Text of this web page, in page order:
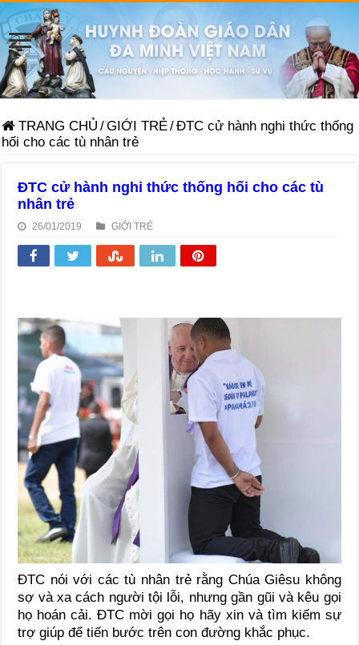
TRANG CHỦ /GIỚI TRẺ/ĐTC cử hành nghi thức thống
hối cho các tù nhân trẻ
ĐTC cử hành nghi thức thống hối cho các tù
nhân trẻ
26/01/2019 GIỚI TRẺ
ĐTC nói với các tù nhân trẻ rằng Chúa Giêsu không
sợ và xa cách người tội lỗi, nhưng gần gũi và kêu gọi
họ hoán cải. ĐTC mời gọi họ hãy xin và tìm kiếm sự
trợ giúp để tiến bước trên con đường khắc phục.